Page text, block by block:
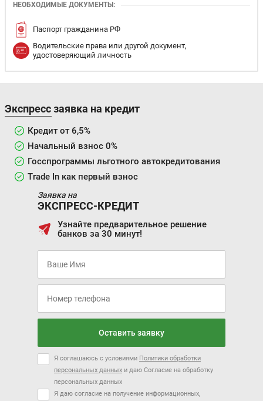
НЕОБХОДИМЫЕ ДОКУМЕНТЫ:
Паспорт гражданина РФ
Водительские права или другой документ,
удостоверяющий личность
Экспресс заявка на кредит
Кредит от 6,5%
Начальный взнос 0%
Госспрограммы льготного автокредитования
Trade In как первый взнос
Заявка на
ЭКСПРЕСС-КРЕДИТ
Узнайте предварительное решение
банков за 30 минут!
Оставить заявку
Я соглашаюсь с условиями Политики обработки
персональных данных и даю Согласие на обработку
персональных данных
Я даю согласие на получение информационных,